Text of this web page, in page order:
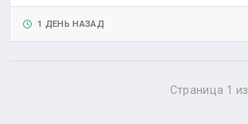
1 ДЕНЬ НАЗАД
Страница 1